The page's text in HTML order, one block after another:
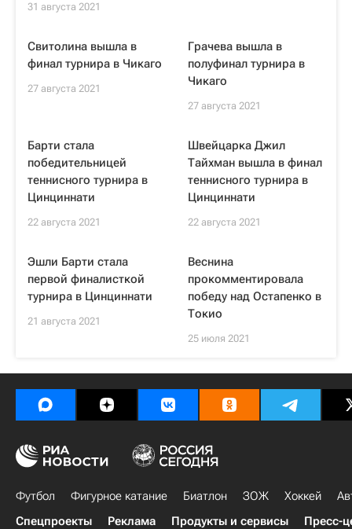
31 августа 2021
Свитолина вышла в
финал турнира в Чикаго
27 августа 2021
Грачева вышла в
полуфинал турнира в
Чикаго
27 августа 2021
Барти стала
победительницей
теннисного турнира в
Цинциннати
22 августа 2021
Швейцарка Джил
Тайхман вышла в финал
теннисного турнира в
Цинциннати
22 августа 2021
Эшли Барти стала
первой финалисткой
турнира в Цинциннати
21 августа 2021
Веснина
прокомментировала
победу над Остапенко в
Токио
25 июля 2021
Футбол Фигурное катание Биатлон ЗОЖ Хоккей
Спецпроекты
Реклама Продукты и сервисы Пресс-